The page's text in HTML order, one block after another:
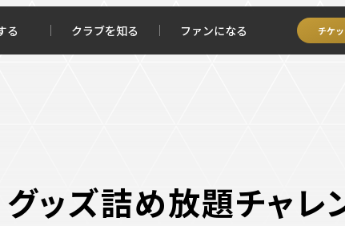
る クラブを知る ファンになる チケ
ッズ詰め放題チャレ